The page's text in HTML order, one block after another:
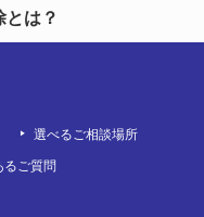
は？
選べるご相談場所
るご質問